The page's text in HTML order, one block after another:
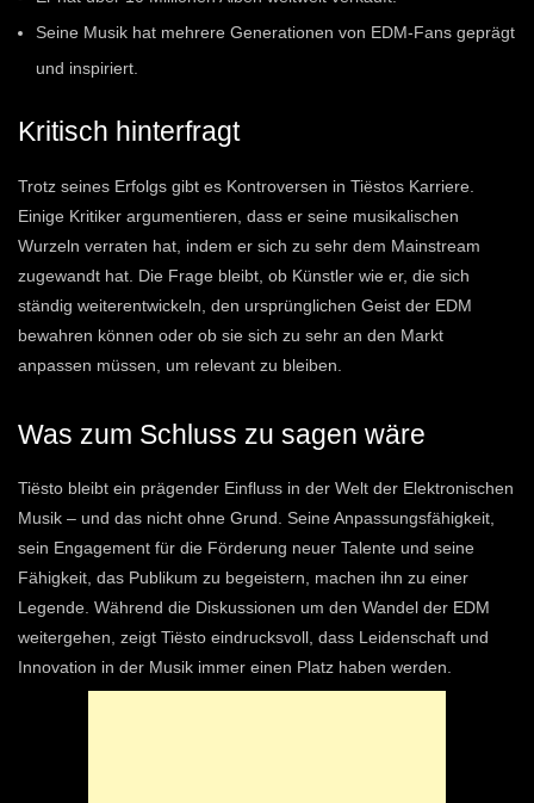
Seine Musik hat mehrere Generationen von EDM-Fans geprägt
und inspiriert.
Kritisch hinterfragt
Trotz seines Erfolgs gibt es Kontroversen in Tiëstos Karriere.
Einige Kritiker argumentieren, dass er seine musikalischen
Wurzeln verraten hat, indem er sich zu sehr dem Mainstream
zugewandt hat. Die Frage bleibt, ob Künstler wie er, die sich
ständig weiterentwickeln, den ursprünglichen Geist der EDM
bewahren können oder ob sie sich zu sehr an den Markt
anpassen müssen, um relevant zu bleiben.
Was zum Schluss zu sagen wäre
Tiësto bleibt ein prägender Einfluss in der Welt der Elektronischen
Musik – und das nicht ohne Grund. Seine Anpassungsfähigkeit,
sein Engagement für die Förderung neuer Talente und seine
Fähigkeit, das Publikum zu begeistern, machen ihn zu einer
Legende. Während die Diskussionen um den Wandel der EDM
weitergehen, zeigt Tiësto eindrucksvoll, dass Leidenschaft und
Innovation in der Musik immer einen Platz haben werden.